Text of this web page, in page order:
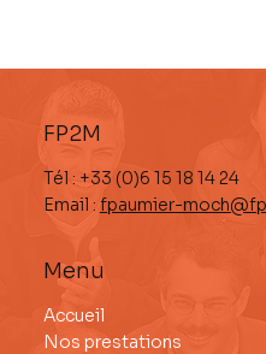
Persona :
remplacer le
FP2M
Tél : +33 (0)6 15 18 14 24
Email : fpaumier-
Menu
Accueil
Nos prestations